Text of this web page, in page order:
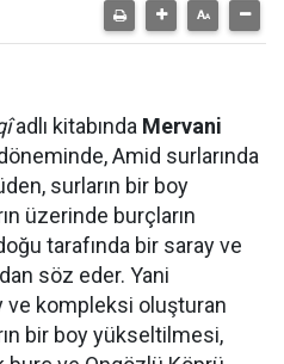
adlı kitabında Mervani
Amid surlarında
surların bir boy
üzerinde burçların
tarafında bir saray ve
söz eder. Yani
ve kompleksi oluşturan
bir boy yükseltilmesi,